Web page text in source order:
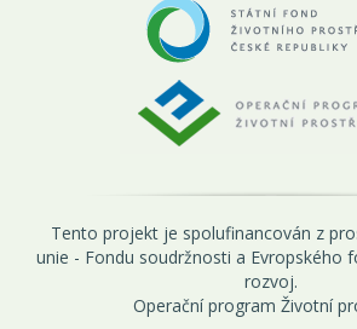
Tento projekt je spolufinancován z
unie - Fondu soudržnosti a Evropského
rozvoj.
Operační program Životní